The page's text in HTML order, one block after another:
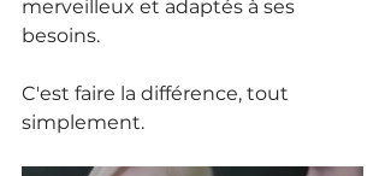
merveilleux et adaptés à ses
besoins.
C'est faire la différence, tout
simplement.